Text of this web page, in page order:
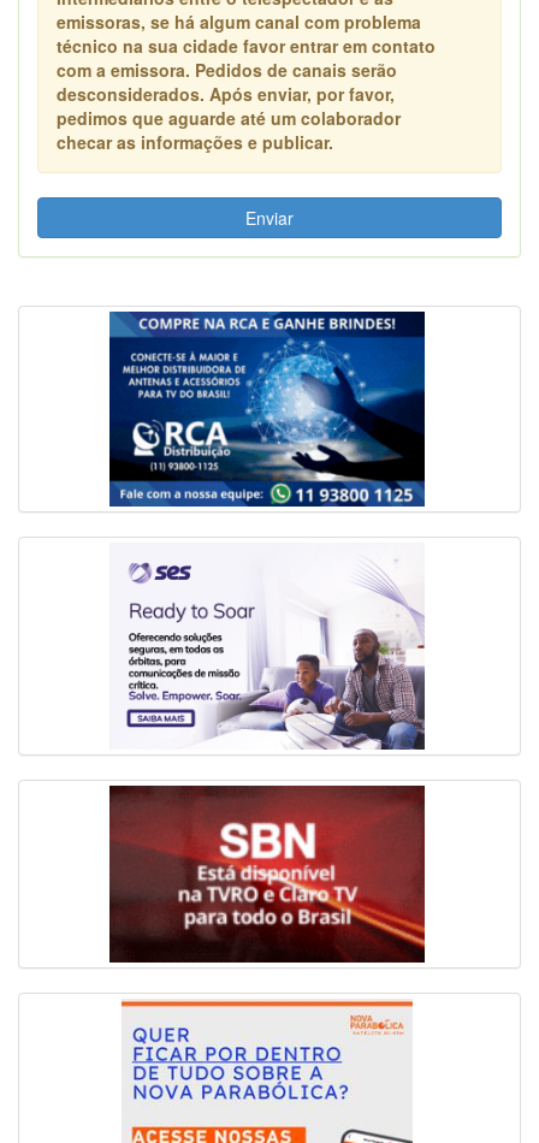
emissoras, se há algum canal com problema
técnico na sua cidade favor entrar em contato
com a emissora. Pedidos de canais serão
desconsiderados. Após enviar, por favor,
pedimos que aguarde até um colaborador
checar as informações e publicar.
Enviar